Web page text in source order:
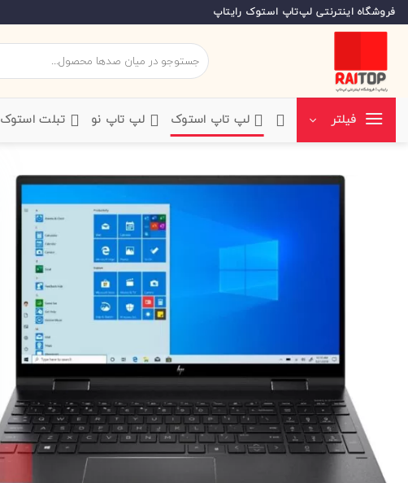
Skip
to
فروشگاه اینترنتی لپ‌تاپ استوک رایتاپ
جستجو
برای:
فیلتر ‌لپ تاپ استوک ‌لپ تاپ نو ‌ تبلت استوک